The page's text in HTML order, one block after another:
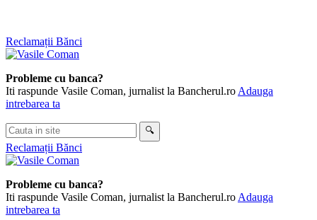
Skip
to
Reclamații Bănci
Probleme cu banca?
Iti raspunde Vasile Coman, jurnalist la Bancherul.ro Adauga
intrebarea ta
Cauta
in
site
🔍
Reclamații Bănci
Probleme cu banca?
Iti raspunde Vasile Coman, jurnalist la Bancherul.ro Adauga
intrebarea ta